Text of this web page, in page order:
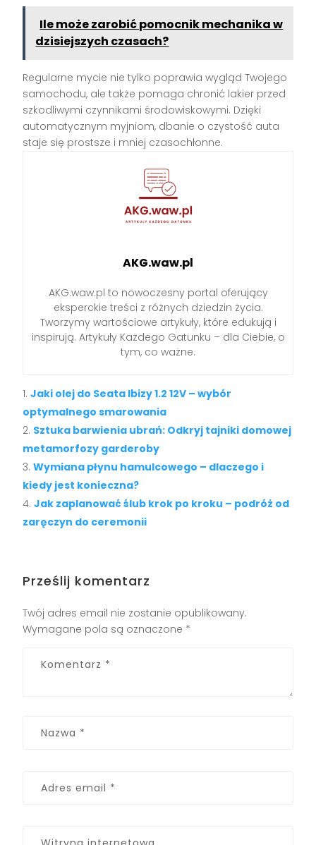
Ile może zarobić pomocnik mechanika w
dzisiejszych czasach?
Regularne mycie nie tylko poprawia wygląd Twojego
samochodu, ale także pomaga chronić lakier przed
szkodliwymi czynnikami środowiskowymi. Dzięki
automatycznym myjniom, dbanie o czystość auta
staje się prostsze i mniej czasochłonne.
AKG.waw.pl
AKG.waw.pl to nowoczesny portal oferujący
eksperckie treści z różnych dziedzin życia.
Tworzymy wartościowe artykuły, które edukują i
inspirują. Artykuły Każdego Gatunku – dla Ciebie, o
tym, co ważne.
Jaki olej do Seata Ibizy 1.2 12V – wybór
optymalnego smarowania
Sztuka barwienia ubrań: Odkryj tajniki domowej
metamorfozy garderoby
Wymiana płynu hamulcowego – dlaczego i
kiedy jest konieczna?
Jak zaplanować ślub krok po kroku – podróż od
zaręczyn do ceremonii
Prześlij komentarz
Twój adres email nie zostanie opublikowany.
Wymagane pola są oznaczone *